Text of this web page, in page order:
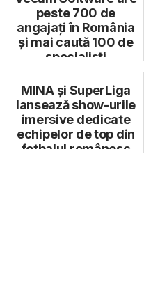
peste 700 de
angajați în România
și mai caută 100 de
specialiști
MINA și SuperLiga
lansează show-urile
imersive dedicate
echipelor de top din
fotbalul românesc